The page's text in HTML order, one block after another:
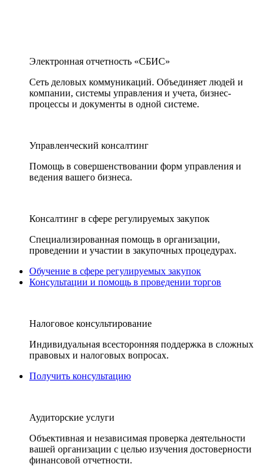
Электронная отчетность «СБИС»
Сеть деловых коммуникаций. Объединяет людей и
компании, системы управления и учета, бизнес-
процессы и документы в одной системе.
Управленческий консалтинг
Помощь в совершенствовании форм управления и
ведения вашего бизнеса.
Консалтинг в сфере регулируемых закупок
Специализированная помощь в организации,
проведении и участии в закупочных процедурах.
Обучение в сфере регулируемых закупок
Консультации и помощь в проведении торгов
Налоговое консультирование
Индивидуальная всесторонняя поддержка в сложных
правовых и налоговых вопросах.
Получить консультацию
Аудиторские услуги
Объективная и независимая проверка деятельности
вашей организации с целью изучения достоверности
финансовой отчетности.